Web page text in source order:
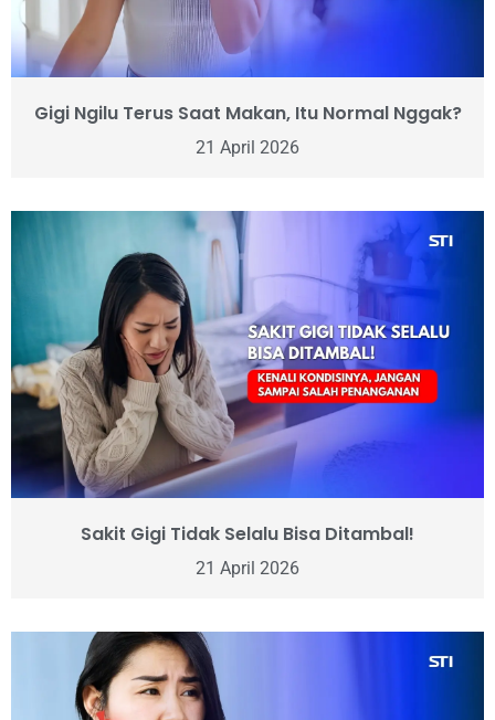
Gigi Ngilu Terus Saat Makan, Itu Normal Nggak?
21 April 2026
Sakit Gigi Tidak Selalu Bisa Ditambal!
21 April 2026